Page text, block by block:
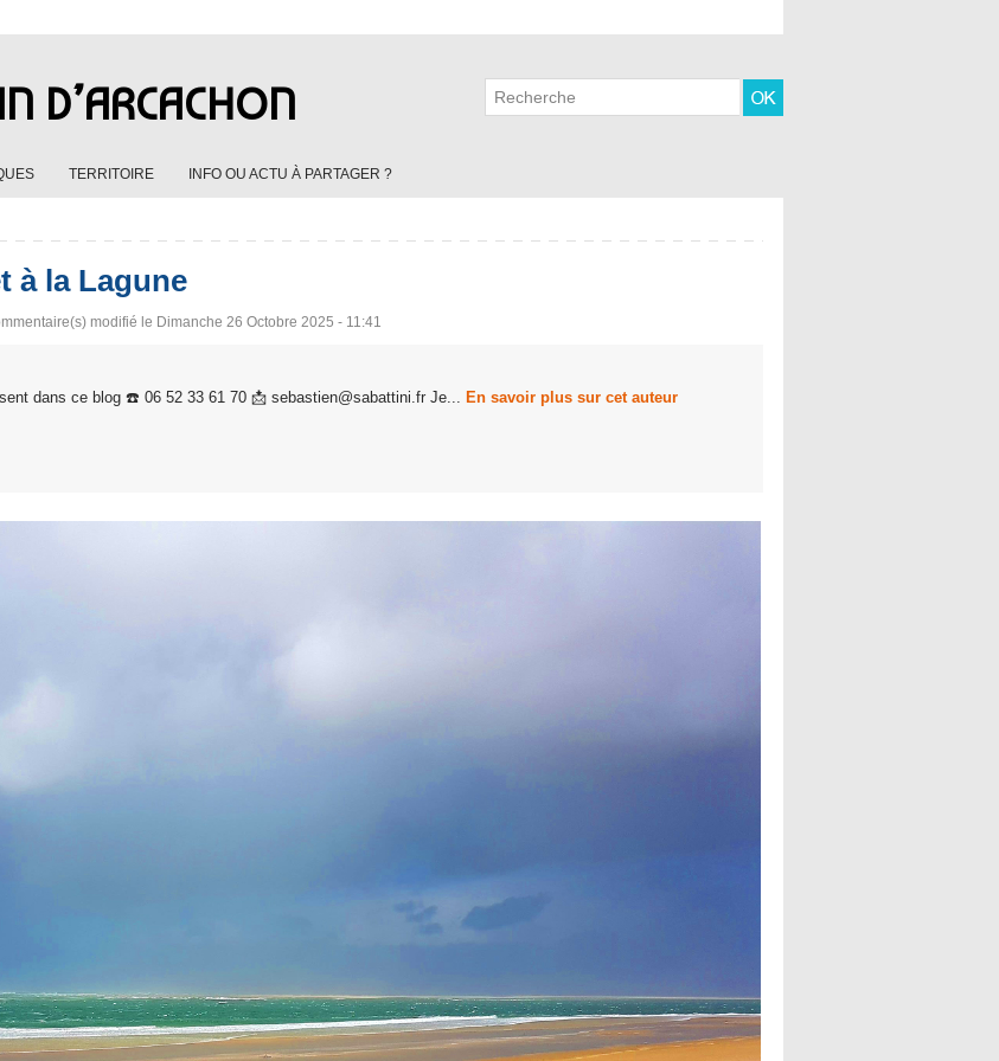
D’ARCACHON
TERRITOIRE INFO OU ACTU À PARTAGER ?
à la Lagune
modifié le Dimanche 26 Octobre 2025 - 11:41
dans ce blog ☎️ 06 52 33 61 70 📩 sebastien@sabattini.fr Je... En savoir plus sur cet auteur